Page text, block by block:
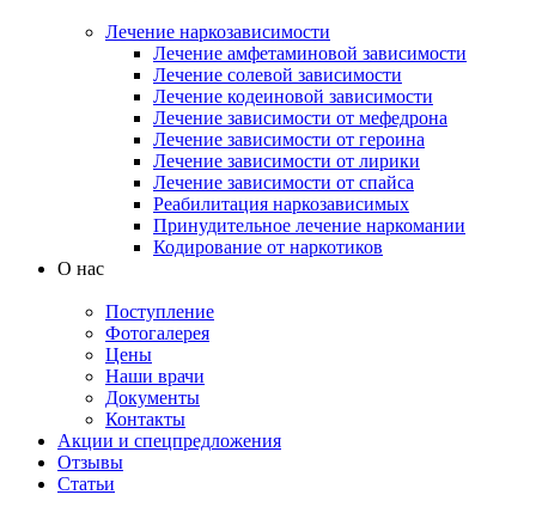
Лечение наркозависимости
Лечение амфетаминовой зависимости
Лечение солевой зависимости
Лечение кодеиновой зависимости
Лечение зависимости от мефедрона
Лечение зависимости от героина
Лечение зависимости от лирики
Лечение зависимости от спайса
Реабилитация наркозависимых
Принудительное лечение наркомании
Кодирование от наркотиков
О нас
Поступление
Фотогалерея
Цены
Наши врачи
Документы
Контакты
Акции и спецпредложения
Отзывы
Статьи